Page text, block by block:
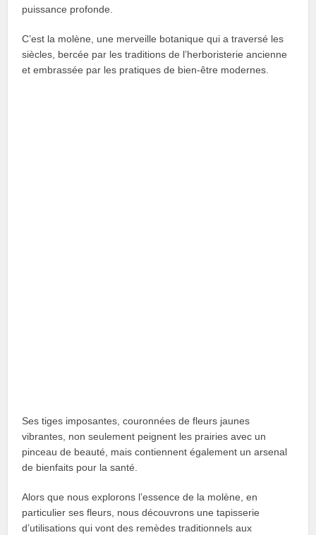
puissance profonde.
C’est la molène, une merveille botanique qui a traversé les
siècles, bercée par les traditions de l’herboristerie ancienne
et embrassée par les pratiques de bien-être modernes.
Ses tiges imposantes, couronnées de fleurs jaunes
vibrantes, non seulement peignent les prairies avec un
pinceau de beauté, mais contiennent également un arsenal
de bienfaits pour la santé.
Alors que nous explorons l’essence de la molène, en
particulier ses fleurs, nous découvrons une tapisserie
d’utilisations qui vont des remèdes traditionnels aux